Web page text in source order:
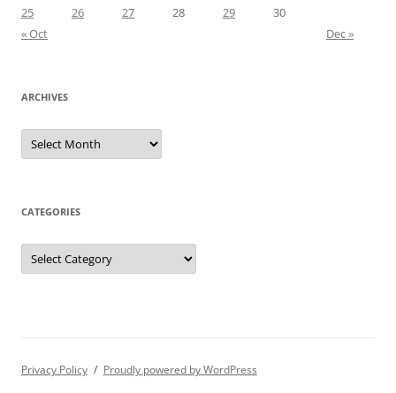
25
26 27 28 29
30
« Oct
Dec »
ARCHIVES
Archives
CATEGORIES
Categories
Privacy Policy Proudly powered by WordPress